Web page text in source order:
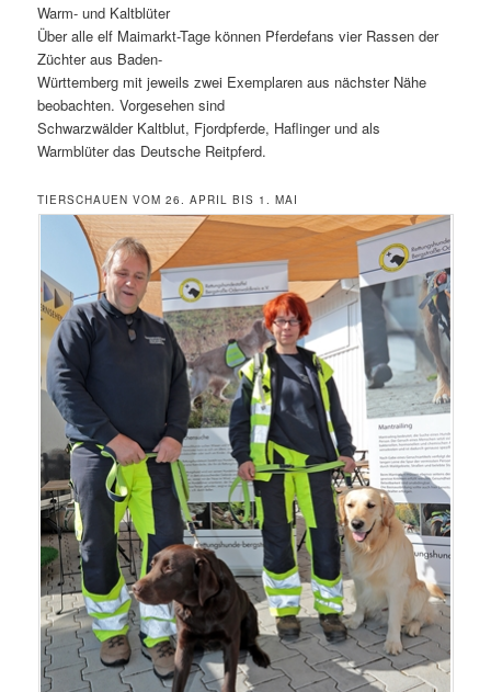
Warm- und Kaltblüter
Über alle elf Maimarkt-Tage können Pferdefans vier Rassen der
Züchter aus Baden-
Württemberg mit jeweils zwei Exemplaren aus nächster Nähe
beobachten. Vorgesehen sind
Schwarzwälder Kaltblut, Fjordpferde, Haflinger und als
Warmblüter das Deutsche Reitpferd.
TIERSCHAUEN VOM 26. APRIL BIS 1. MAI